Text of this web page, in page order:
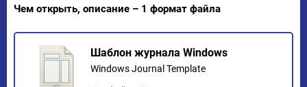
Чем открыть, описание – 1 формат файла
Шаблон журнала Windows
Windows Journal Template